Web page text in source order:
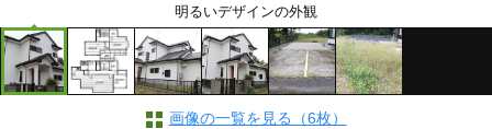
明るいデザインの外観
画像の一覧を見る（6枚）